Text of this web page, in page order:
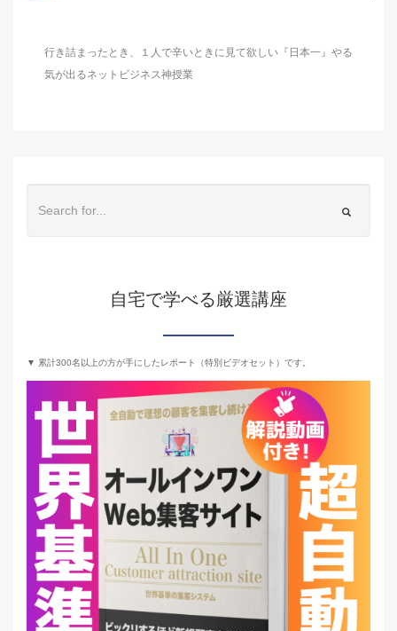
行き詰まったとき、１人で辛いときに見て欲しい『日本一』やる
気が出るネットビジネス神授業
自宅で学べる厳選講座
▼ 累計300名以上の方が手にしたレポート（特別ビデオセット）です。